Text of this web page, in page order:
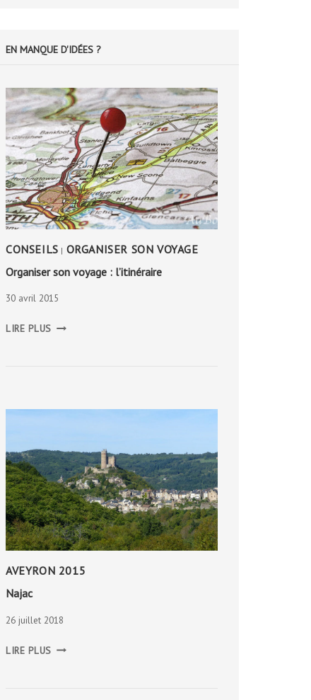
EN MANQUE D'IDÉES ?
CONSEILS | ORGANISER SON VOYAGE
Organiser son voyage : l’itinéraire
30 avril 2015
LIRE PLUS SON
AVEYRON 2015
Najac
26 juillet 2018
LIRE PLUS